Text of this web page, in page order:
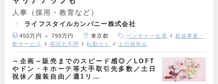
人事（採用・教育など）
ライフスタイルカンパニー株式会社
450万円 ～ 799万円 東京都 ベンチャー企業
新規事業・
新サービス
英語力不問 転勤なし 土日祝休み
～企画～販売までのスピード感◎／LOFT
やドン・キホーテ等大手取引先多数／土日
祝休／服装自由／週1リ…